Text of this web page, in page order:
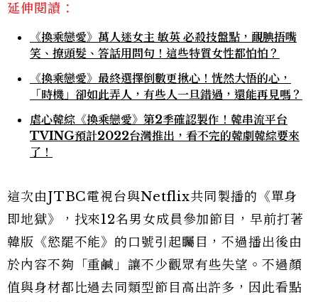
延伸閱讀：
《換乘戀愛》萬人迷女主 敏英 必殺技盤點，靦腆捂嘴
笑、撩頭髮、答話用問句！這些特質女性都怕怕？
《換乘戀愛》最終選擇倒數更揪心！恍然大悟的心，
「時機」卻如此弄人，有些人一旦錯過，還能再見嗎？
虐心韓綜《換乘戀愛》第2季確認製作！韓串流平台
TVING預計2022台灣推出，看不完的韓劇韓綜要來
了！
這次由JTBC電視台與Netflix共同製播的《單身
即地獄》，找來12名男女成員參加節目，早前打著
韓版《慾罷不能》的口號引起矚目，不過播出後由
於內容不夠「重鹹」讓不少觀眾有些失望。不過顏
值與身材都比過去同類型節目高出許多，因此看點